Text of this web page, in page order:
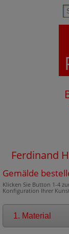
Ferdinand
Gemälde
Klicken Sie Button 1-4
Konfiguration Ihrer
1. Material